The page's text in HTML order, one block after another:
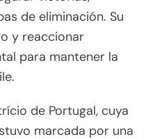
de eliminación. Su
y reaccionar
para mantener la
de Portugal, cuya
marcada por una